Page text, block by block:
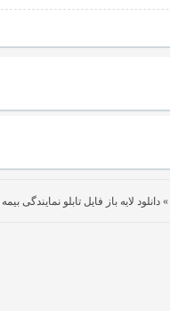
»دانلود لایه باز فایل تابلو نمایندگی